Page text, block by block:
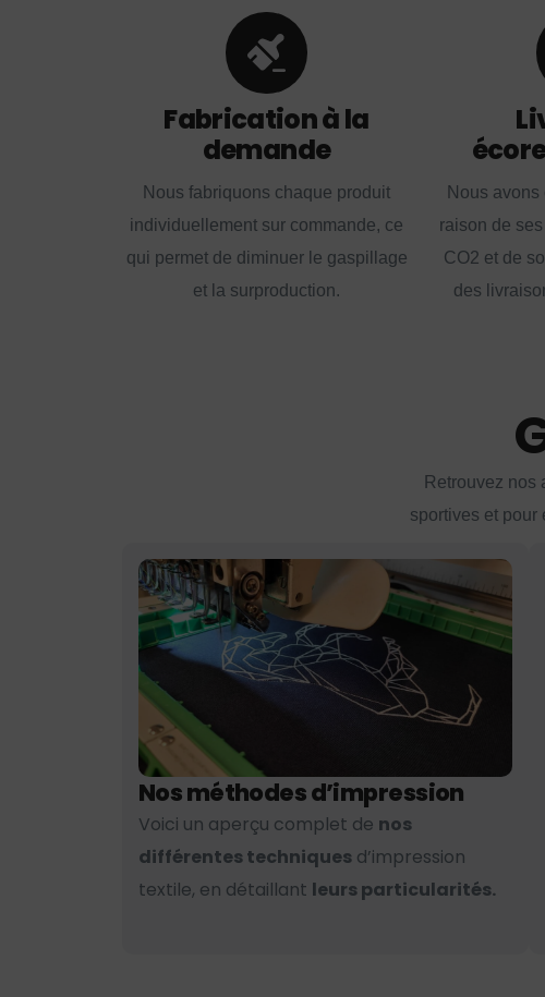
Fabrication à la
demande
Nous fabriquons chaque produit
individuellement sur commande, ce
qui permet de diminuer le gaspillage
et la surproduction.
Nous
raison de
CO2 et de
des
Retrouvez nos
sportives et pour
Nos méthodes d’impression
Voici un aperçu complet de nos
différentes techniques d’impression
textile, en détaillant leurs particularités.